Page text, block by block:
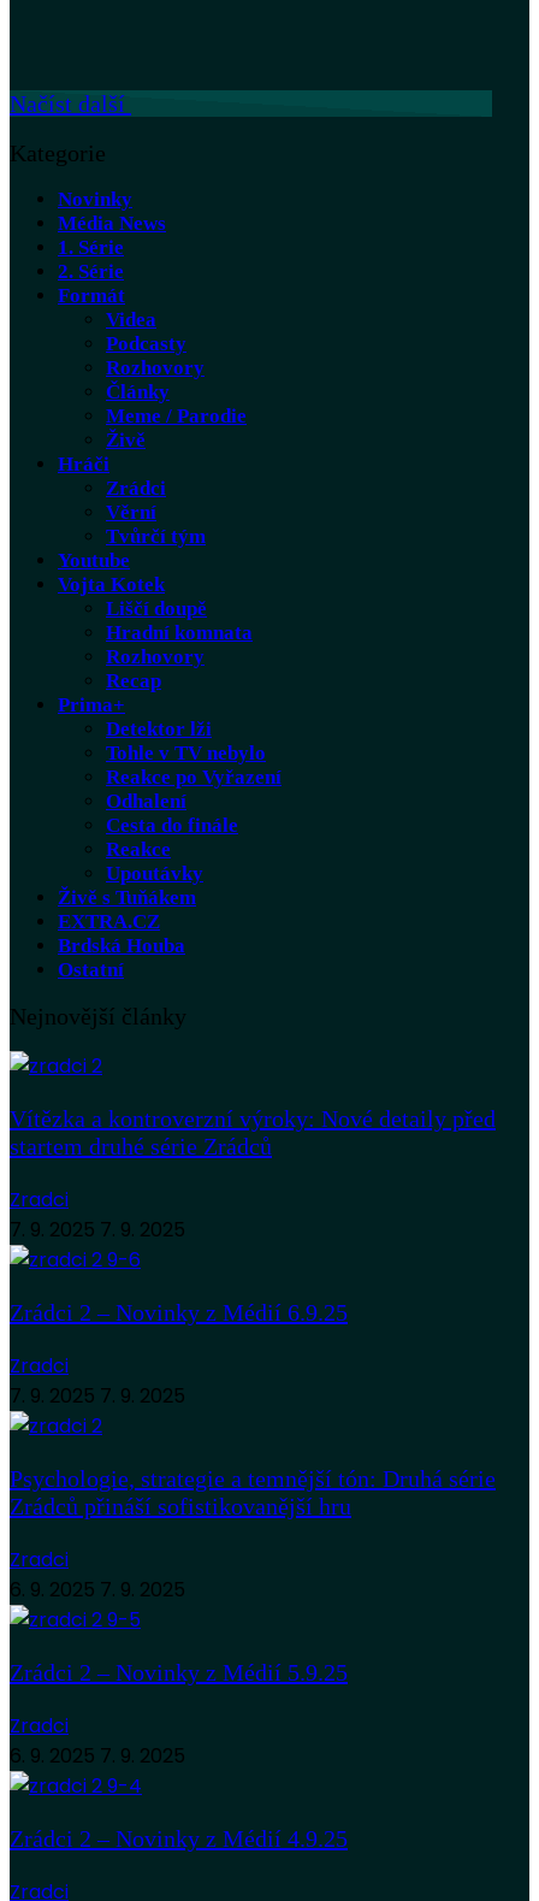
Načíst další
Kategorie
Novinky
Média News
1. Série
2. Série
Formát
Videa
Podcasty
Rozhovory
Články
Meme / Parodie
Živě
Hráči
Zrádci
Věrní
Tvůrčí tým
Youtube
Vojta Kotek
Liščí doupě
Hradní komnata
Rozhovory
Recap
Prima+
Detektor lži
Tohle v TV nebylo
Reakce po Vyřazení
Odhalení
Cesta do finále
Reakce
Upoutávky
Živě s Tuňákem
EXTRA.CZ
Brdská Houba
Ostatní
Nejnovější články
Vítězka a kontroverzní výroky: Nové detaily před
startem druhé série Zrádců
Zradci
7. 9. 2025 7. 9. 2025
Zrádci 2 – Novinky z Médií 6.9.25
Zradci
7. 9. 2025 7. 9. 2025
Psychologie, strategie a temnější tón: Druhá série
Zrádců přináší sofistikovanější hru
Zradci
6. 9. 2025 7. 9. 2025
Zrádci 2 – Novinky z Médií 5.9.25
Zradci
6. 9. 2025 7. 9. 2025
Zrádci 2 – Novinky z Médií 4.9.25
Zradci